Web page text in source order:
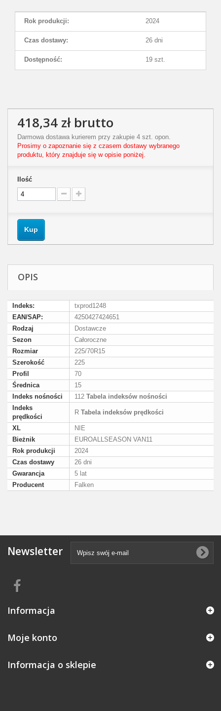
Rok produkcji: 2024
Czas dostawy: 26 dni
Dostępność: 19 szt.
418,34 złbrutto
Darmowa dostawa kurierem przy zakupie 4 szt. opon.
Prosimy o zapoznanie się z czasem dostawy wybranego
produktu, który znajduje się w opisie poniżej.
Ilość
Kup
OPIS
Indeks:
txprod1248
EAN/SAP:
4250427424651
Rodzaj
Dostawcze
Sezon
Całoroczne
Rozmiar
225/70R15
Szerokość
225
Profil
70
Średnica
15
Indeks nośności
112 Tabela indeksów nośności
Indeks
prędkości
R Tabela indeksów prędkości
XL
NIE
Bieżnik
EUROALLSEASON VAN11
Rok produkcji
2024
Czas dostawy
26 dni
Gwarancja
5 lat
Producent
Falken
Newsletter
Informacja
Moje konto
Informacja o sklepie